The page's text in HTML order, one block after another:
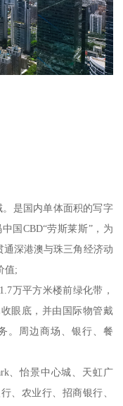
。是国内单体面积的写字
国CBD“劳斯莱斯”，为
通深港澳与珠三角经济动
值;
万平方米楼前绿化带，
眼底，并由国际物管戴
。周边商场、银行、餐
、怡景中心城、天虹广
、农业行、招商银行、